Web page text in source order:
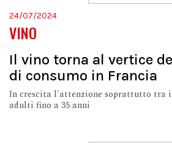
24/07/2024
VINO
Il vino torna al vertice
di consumo in Francia
In crescita l'attenzione soprattutto tra
adulti fino a 35 anni